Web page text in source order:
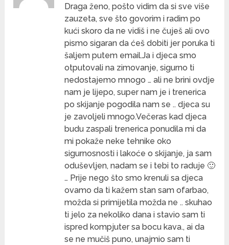
Draga ženo, pošto vidim da si sve više
zauzeta, sve što govorim i radim po
kući skoro da ne vidiš i ne čuješ ali ovo
pismo sigaran da ćeš dobiti jer poruka ti
šaljem putem email.Ja i djeca smo
otputovali na zimovanje, sigurno ti
nedostajemo mnogo … ali ne brini ovdje
nam je lijepo, super nam je i trenerica
po skijanje pogodila nam se .. djeca su
je zavoljeli mnogo.Večeras kad djeca
budu zaspali trenerica ponudila mi da
mi pokaže neke tehnike oko
sigurnosnosti i lakoće o skijanje, ja sam
oduševljen, nadam se i tebi to raduje 🙂
… Prije nego što smo krenuli sa djeca
ovamo da ti kažem stan sam ofarbao,
možda si primijetila možda ne .. skuhao
ti jelo za nekoliko dana i stavio sam ti
ispred kompjuter sa bocu kava., ai da
se ne mučiš puno, unajmio sam ti